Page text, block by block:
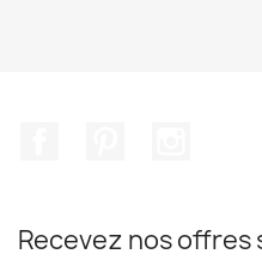
Recevez nos offres